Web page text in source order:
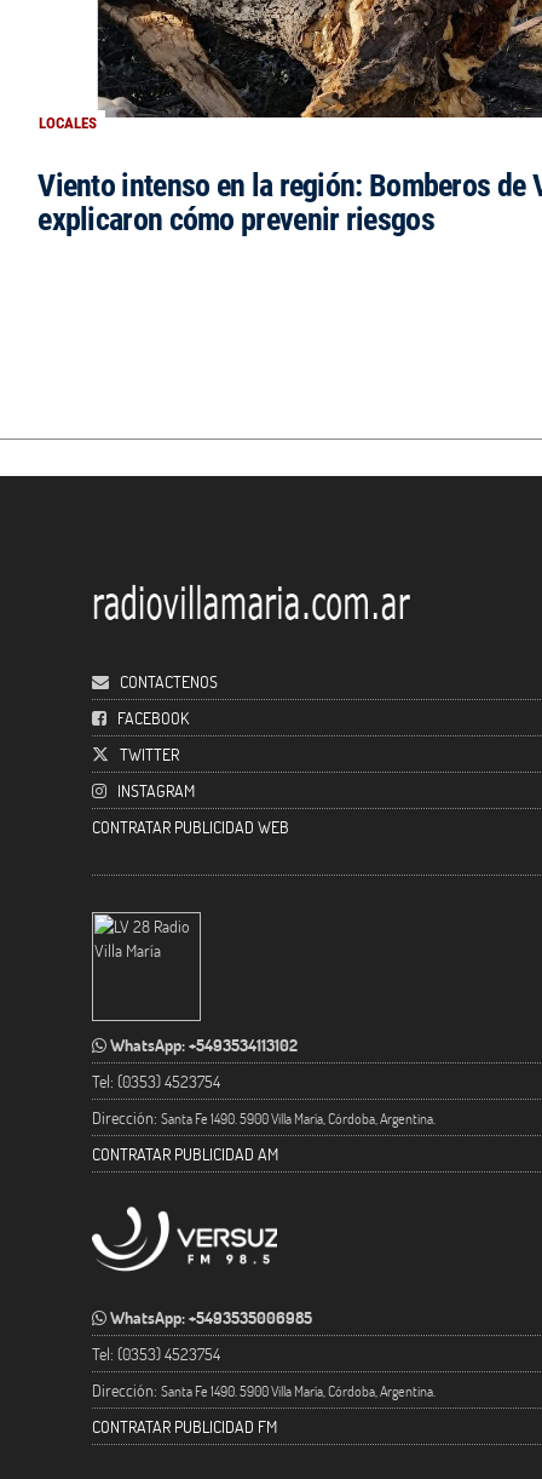
LOCALES
Viento intenso en la región: Bomberos de
explicaron cómo prevenir riesgos
CONTACTENOS
FACEBOOK
TWITTER
INSTAGRAM
CONTRATAR PUBLICIDAD WEB
WhatsApp: +5493534113102
Tel: (0353) 4523754
Dirección: Santa Fe 1490. 5900 Villa María, Córdoba, Argentina.
CONTRATAR PUBLICIDAD AM
WhatsApp: +5493535006985
Tel: (0353) 4523754
Dirección: Santa Fe 1490. 5900 Villa María, Córdoba, Argentina.
CONTRATAR PUBLICIDAD FM